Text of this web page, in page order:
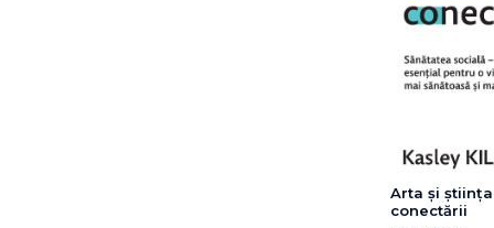
Arta și știința
conectării